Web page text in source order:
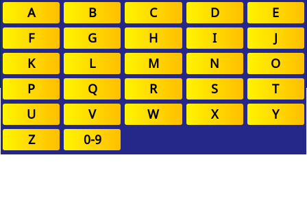
A B C D
E
F
G H I
J
K
L M N
O
P
Q R S
T
U
V W X
Y
Z
0-9